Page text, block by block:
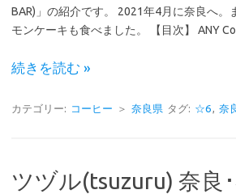
BAR)」の紹介です。 2021年4月に奈良へ。
モンケーキも食べました。 【目次】 ANY
続きを読む »
カテゴリー: コーヒー ＞ 奈良県 タグ: ☆6, 奈
ツヅル(tsuzuru) 奈良